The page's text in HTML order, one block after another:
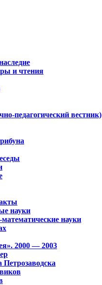
и чтения
педагогический вестник)
науки
математические науки
2000 — 2003
Петрозаводска